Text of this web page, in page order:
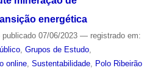
energética
publicado07/06/2023 — registrado em:
, Grupos de Estudo,
online, Sustentabilidade, Polo Ribeirão